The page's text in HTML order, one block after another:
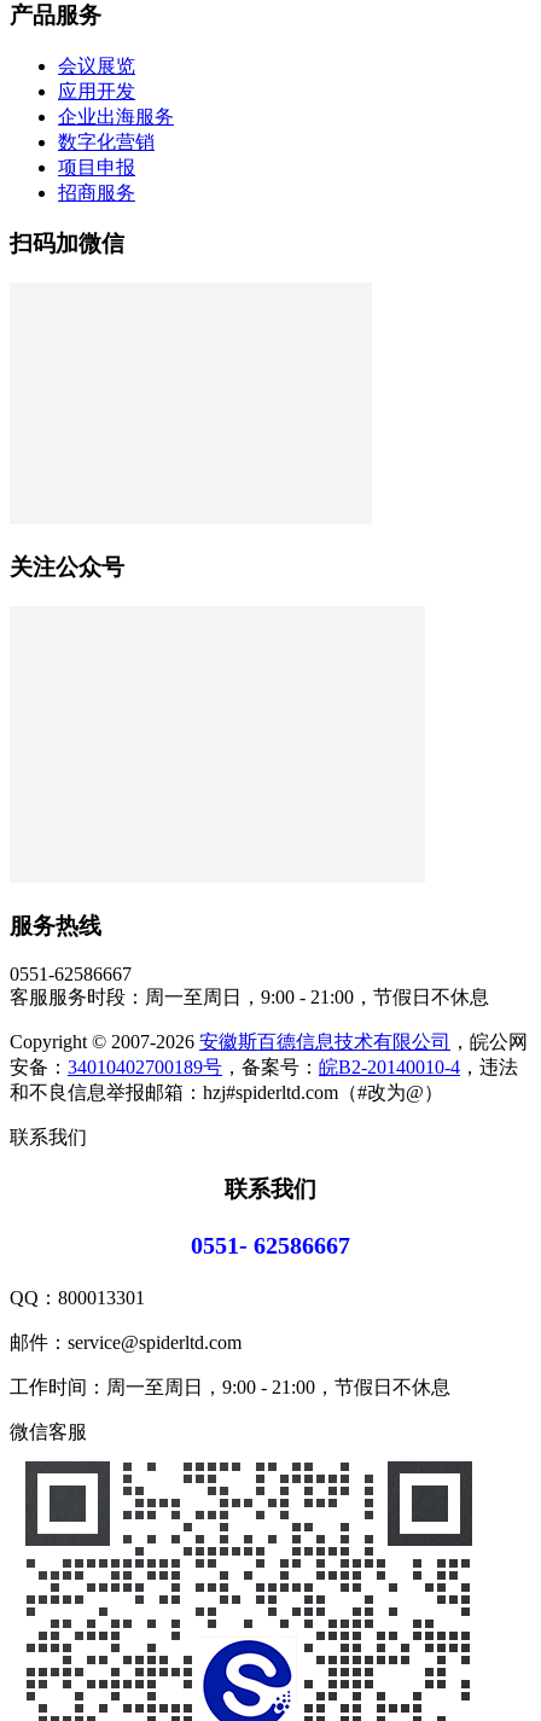
产品服务
会议展览
应用开发
企业出海服务
数字化营销
项目申报
招商服务
扫码加微信
关注公众号
服务热线
0551-62586667
客服服务时段：周一至周日，9:00 - 21:00，节假日不休息
Copyright © 2007-2026 安徽斯百德信息技术有限公司
，皖公网
安备： 34010402700189号 ，备案号： 皖B2-20140010-4 ，违法
和不良信息举报邮箱：hzj#spiderltd.com（#改为@）
联系我们
联系我们
0551- 62586667
QQ： 800013301
邮件：service@spiderltd.com
工作时间：周一至周日，9:00 - 21:00，节假日不休息
微信客服